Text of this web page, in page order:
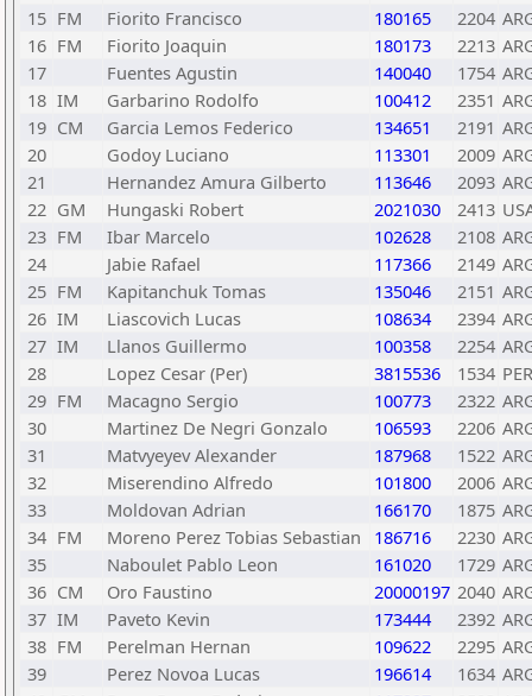
15 FM Fiorito Francisco 180165 2204
16 FM Fiorito Joaquin 180173 2213
17
Fuentes Agustin 140040 1754
18 IM Garbarino Rodolfo 100412 2351
19 CM Garcia Lemos Federico 134651 2191
20
Godoy Luciano 113301 2009
21
Hernandez Amura Gilberto 113646 2093
22 GM Hungaski Robert 2021030 2413
23 FM Ibar Marcelo 102628 2108
24
Jabie Rafael 117366 2149
25 FM Kapitanchuk Tomas 135046 2151
26 IM Liascovich Lucas 108634 2394
27 IM Llanos Guillermo 100358 2254
28
Lopez Cesar (Per) 3815536 1534 PER
29 FM Macagno Sergio 100773 2322
30
Martinez De Negri Gonzalo 106593 2206
31
Matvyeyev Alexander 187968 1522
32
Miserendino Alfredo 101800 2006
33
Moldovan Adrian 166170 1875
34 FM Moreno Perez Tobias Sebastian 186716 2230
35
Naboulet Pablo Leon 161020 1729
36 CM Oro Faustino 20000197 2040
37 IM Paveto Kevin 173444 2392
38 FM Perelman Hernan 109622 2295
39
Perez Novoa Lucas 196614 1634